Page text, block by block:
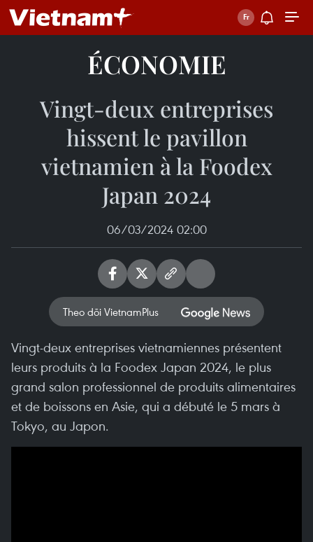
ÉCONOMIE
Vingt-deux entreprises
hissent le pavillon
vietnamien à la Foodex
Japan 2024
06/03/2024 02:00
Theo dõi VietnamPlus
Vingt-deux entreprises vietnamiennes présentent
leurs produits à la Foodex Japan 2024, le plus
grand salon professionnel de produits alimentaires
et de boissons en Asie, qui a débuté le 5 mars à
Tokyo, au Japon.